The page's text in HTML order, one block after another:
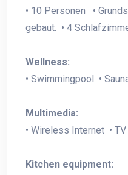
• 10 Personen •
gebaut. • 4
Wellness:
• Swimmingpool •
Multimedia:
• Wireless Internet •
Kitchen equipment: